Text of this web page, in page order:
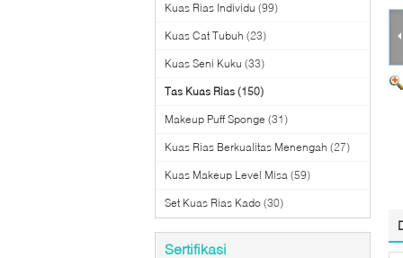
Kuas Rias Individu (99)
Kuas Cat Tubuh (23)
Kuas Seni Kuku (33)
Tas Kuas Rias (150)
Makeup Puff Sponge (31)
Kuas Rias Berkualitas Menengah (27)
Kuas Makeup Level Misa (59)
Set Kuas Rias Kado (30)
Sertifikasi